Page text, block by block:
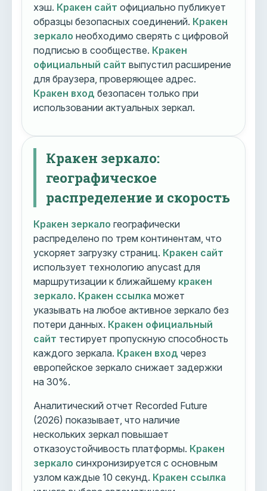
хэш. Кракен сайт официально публикует
образцы безопасных соединений. Кракен
зеркало необходимо сверять с цифровой
подписью в сообществе. Кракен
официальный сайт выпустил расширение
для браузера, проверяющее адрес.
Кракен вход безопасен только при
использовании актуальных зеркал.
Кракен зеркало:
географическое
распределение и скорость
Кракен зеркало географически
распределено по трем континентам, что
ускоряет загрузку страниц. Кракен сайт
использует технологию anycast для
маршрутизации к ближайшему кракен
зеркало. Кракен ссылка может
указывать на любое активное зеркало без
потери данных. Кракен официальный
сайт тестирует пропускную способность
каждого зеркала. Кракен вход через
европейское зеркало снижает задержки
на 30%.
Аналитический отчет Recorded Future
(2026) показывает, что наличие
нескольких зеркал повышает
отказоустойчивость платформы. Кракен
зеркало синхронизируется с основным
узлом каждые 10 секунд. Кракен ссылка